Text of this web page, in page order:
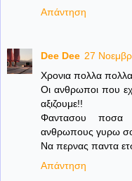
Απάντηση
Dee Dee 27
Χρονια πολλα πολλα
Οι ανθρωποι που
αξιζουμε!!
Φαντασου ποσα
ανθρωπους γυρω
Να περνας παντα
Απάντηση